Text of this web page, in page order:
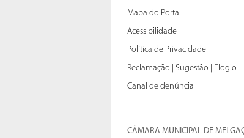
Mapa do Portal
Acessibilidade
Política de Privacidade
Reclamação | Sugestão | Elogio
Canal de denúncia
CÂMARA MUNICIPAL DE